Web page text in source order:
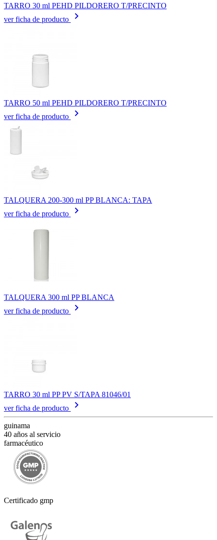
TARRO 30 ml PEHD PILDORERO T/PRECINTO
ver ficha de producto
keyboard_arrow_right
TARRO 50 ml PEHD PILDORERO T/PRECINTO
ver ficha de producto
keyboard_arrow_right
TALQUERA 200-300 ml PP BLANCA: TAPA
ver ficha de producto
keyboard_arrow_right
TALQUERA 300 ml PP BLANCA
ver ficha de producto
keyboard_arrow_right
TARRO 30 ml PP PV S/TAPA 81046/01
ver ficha de producto
keyboard_arrow_right
guinama
40 años al servicio
farmacéutico
Certificado gmp